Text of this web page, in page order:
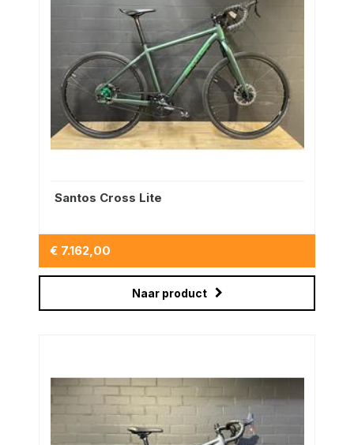
Santos Cross Lite
€ 7.162,00
Naar product